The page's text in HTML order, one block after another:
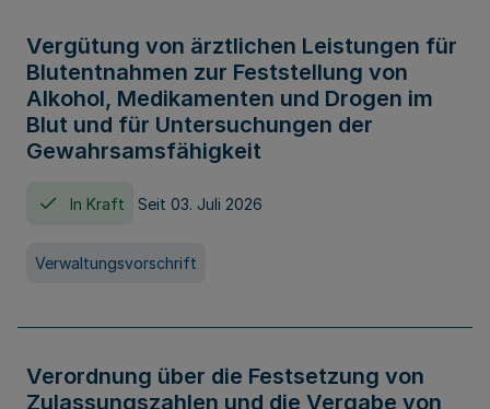
Vergütung von ärztlichen Leistungen für
Blutentnahmen zur Feststellung von
Alkohol, Medikamenten und Drogen im
Blut und für Untersuchungen der
Gewahrsamsfähigkeit
In Kraft Seit 03. Juli 2026
Verwaltungsvorschrift
Verordnung über die Festsetzung von
Zulassungszahlen und die Vergabe von